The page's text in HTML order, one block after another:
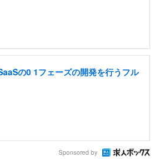
の0 1フェーズの開発を行うフル
Sponsored by